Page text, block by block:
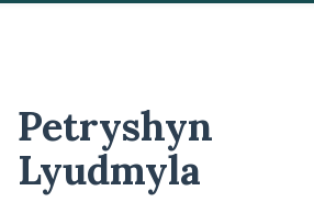
Petryshyn
Lyudmyla